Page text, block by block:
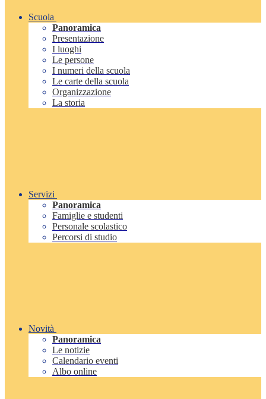
Scuola
Panoramica
Presentazione
I luoghi
Le persone
I numeri della scuola
Le carte della scuola
Organizzazione
La storia
Servizi
Panoramica
Famiglie e studenti
Personale scolastico
Percorsi di studio
Novità
Panoramica
Le notizie
Calendario eventi
Albo online